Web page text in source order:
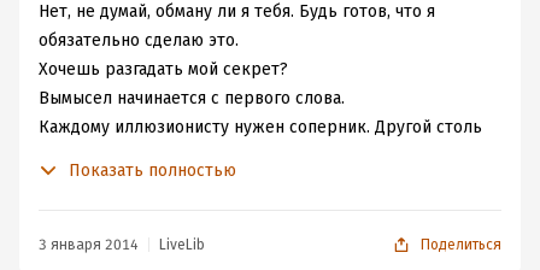
Ты внимательно смотришь?
Хочешь разгадать мой секрет?
Чтобы обмануть тебя, я пойду до конца.
Нет, не думай, обману ли я тебя. Будь готов, что я
обязательно сделаю это.
Хочешь разгадать мой секрет?
Вымысел начинается с первого слова.
Каждому иллюзионисту нужен соперник. Другой столь
Каждый иллюзионист хочет знать о своем сопернике
Показать полностью
3 января 2014 LiveLib Поделиться